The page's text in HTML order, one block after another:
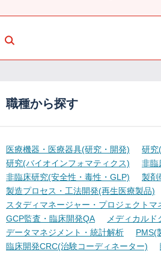
職種から探す
医療機器・医療器具(研究・開発) 研究
研究(バイオインフォマティクス)
非臨
非臨床研究(安全性・毒性・GLP)
製剤
製造プロセス・工法開発(再生医療製品)
スタディマネージャー・プロジェクト
GCP監査・臨床開発QA
メディカル
データマネジメント・統計解析
PMS(
臨床開発CRC(治験コーディネーター)